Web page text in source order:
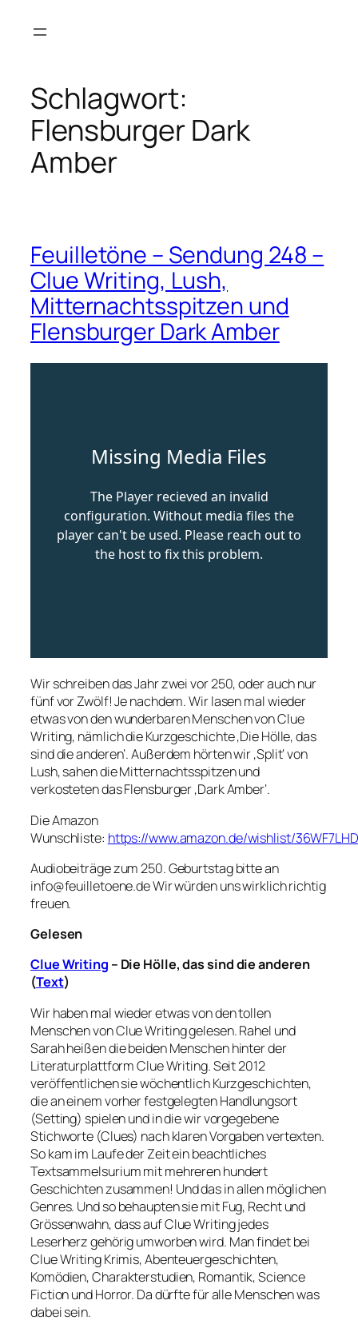
Inhalt
Schlagwort:
Flensburger Dark
Amber
Feuilletöne – Sendung 248 –
Clue Writing, Lush,
Mitternachtsspitzen und
Flensburger Dark Amber
Wir schreiben das Jahr zwei vor 250, oder auch nur
fünf vor Zwölf! Je nachdem. Wir lasen mal wieder
etwas von den wunderbaren Menschen von Clue
Writing, nämlich die Kurzgeschichte ‚Die Hölle, das
sind die anderen‘. Außerdem hörten wir ‚Split‘ von
Lush, sahen die Mitternachtsspitzen und
verkosteten das Flensburger ‚Dark Amber‘.
Die Amazon
Wunschliste: https://www.amazon.de/wishlist/
Audiobeiträge zum 250. Geburtstag bitte an
info@feuilletoene.de Wir würden uns wirklich richtig
freuen.
Gelesen
Clue Writing – Die Hölle, das sind die anderen
(Text)
Wir haben mal wieder etwas von den tollen
Menschen von Clue Writing gelesen. Rahel und
Sarah heißen die beiden Menschen hinter der
Literaturplattform Clue Writing. Seit 2012
veröffentlichen sie wöchentlich Kurzgeschichten,
die an einem vorher festgelegten Handlungsort
(Setting) spielen und in die wir vorgegebene
Stichworte (Clues) nach klaren Vorgaben vertexten.
So kam im Laufe der Zeit ein beachtliches
Textsammelsurium mit mehreren hundert
Geschichten zusammen! Und das in allen möglichen
Genres. Und so behaupten sie mit Fug, Recht und
Grössenwahn, dass auf Clue Writing jedes
Leserherz gehörig umworben wird. Man findet bei
Clue Writing Krimis, Abenteuergeschichten,
Komödien, Charakterstudien, Romantik, Science
Fiction und Horror. Da dürfte für alle Menschen was
dabei sein.